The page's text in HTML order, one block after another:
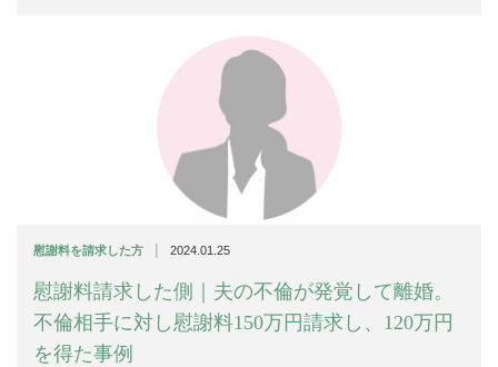
慰謝料を請求した方 | 2024.01.25
慰謝料請求した側｜夫の不倫が発覚して離婚。
不倫相手に対し慰謝料150万円請求し、120万円
を得た事例